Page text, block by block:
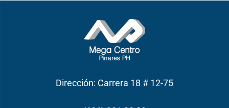
Dirección: Carrera 18 # 12-75